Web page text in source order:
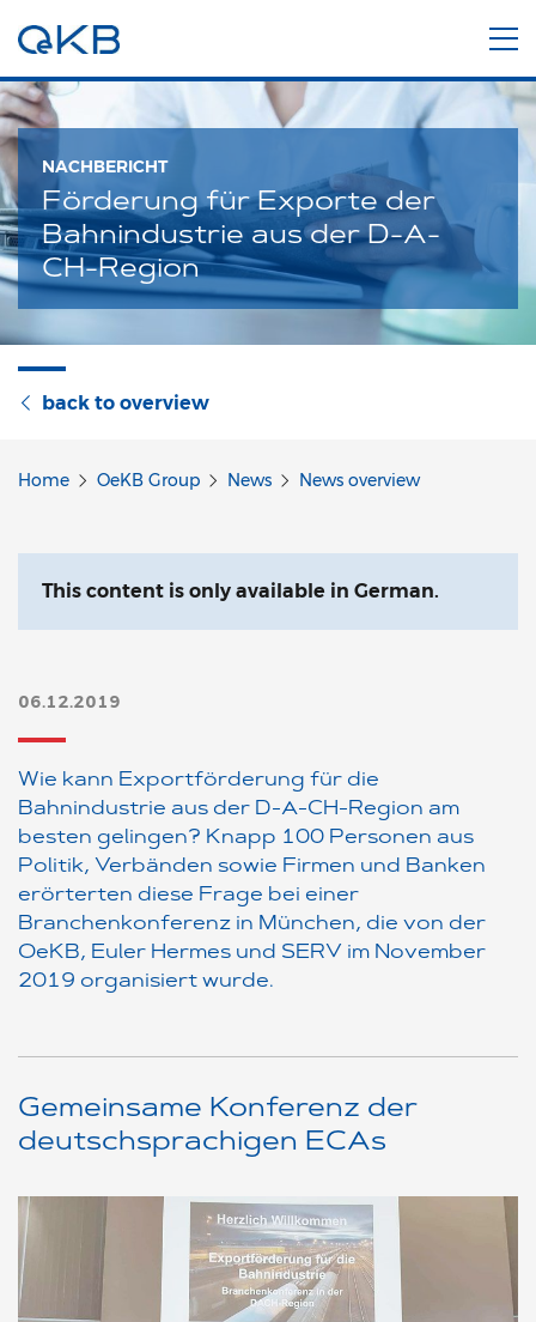
NACHBERICHT
Förderung für Exporte der
Bahnindustrie aus der D-A-
CH-Region
back to overview
Home OeKB Group News News overview
This content is only available in German.
06.12.2019
Wie kann Exportförderung für die
Bahnindustrie aus der D-A-CH-Region am
besten gelingen? Knapp 100 Personen aus
Politik, Verbänden sowie Firmen und Banken
erörterten diese Frage bei einer
Branchenkonferenz in München, die von der
OeKB, Euler Hermes und SERV im November
2019 organisiert wurde.
Gemeinsame Konferenz der
deutschsprachigen ECAs